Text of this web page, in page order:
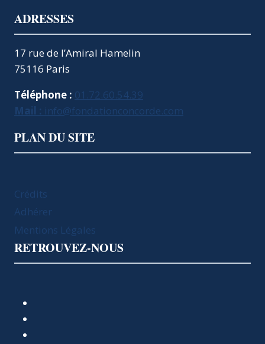
ADRESSES
17 rue de l’Amiral Hamelin
75116 Paris
Téléphone : 01.72.60.54.39
Mail : info@fondationconcorde.com
PLAN DU SITE
Crédits
Adhérer
Mentions Légales
RETROUVEZ-NOUS